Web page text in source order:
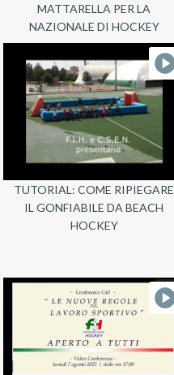
MATTARELLA PER LA
NAZIONALE DI HOCKEY
TUTORIAL: COME RIPIEGARE
IL GONFIABILE DA BEACH
HOCKEY